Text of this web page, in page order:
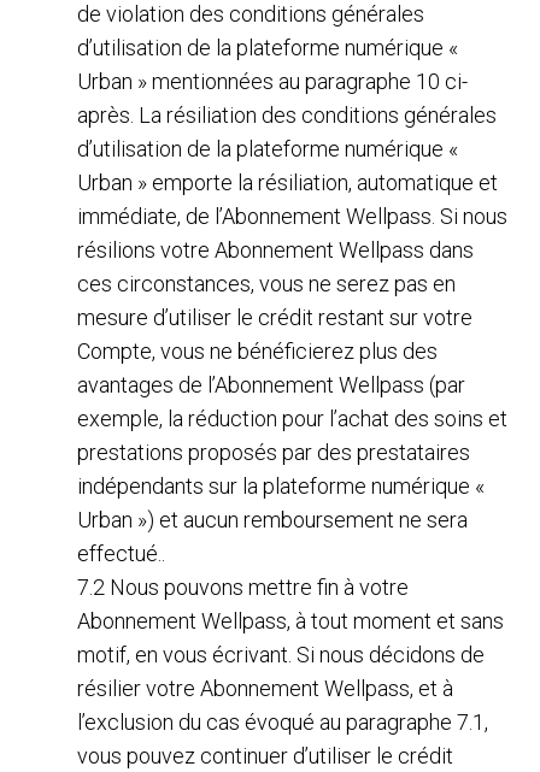
de violation des conditions générales
d’utilisation de la plateforme numérique «
Urban » mentionnées au paragraphe 10 ci-
après. La résiliation des conditions générales
d’utilisation de la plateforme numérique «
Urban » emporte la résiliation, automatique et
immédiate, de l’Abonnement Wellpass. Si nous
résilions votre Abonnement Wellpass dans
ces circonstances, vous ne serez pas en
mesure d’utiliser le crédit restant sur votre
Compte, vous ne bénéficierez plus des
avantages de l’Abonnement Wellpass (par
exemple, la réduction pour l’achat des soins et
prestations proposés par des prestataires
indépendants sur la plateforme numérique «
Urban ») et aucun remboursement ne sera
effectué..
7.2 Nous pouvons mettre fin à votre
Abonnement Wellpass, à tout moment et sans
motif, en vous écrivant. Si nous décidons de
résilier votre Abonnement Wellpass, et à
l’exclusion du cas évoqué au paragraphe 7.1,
vous pouvez continuer d’utiliser le crédit